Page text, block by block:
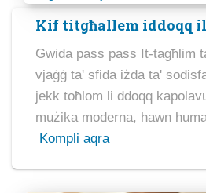
Kif titgħallem iddoqq
Gwida pass pass It-tagħlim
vjaġġ ta' sfida iżda ta'
jekk toħlom li ddoqq
mużika moderna, hawn
Kompli aqra